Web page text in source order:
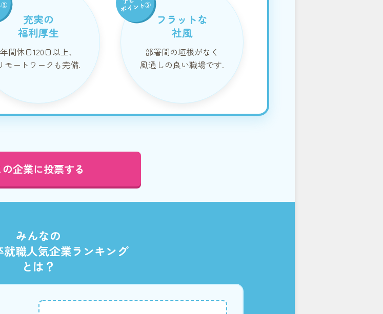
②
充実の
福利厚生
年間休日120日以上、
モートワークも完備.
ポイント③
フラットな
社風
部署間の垣根がなく
風通しの良い職場です.
の企業に投票する
みんなの
就職人気企業ランキング
とは？